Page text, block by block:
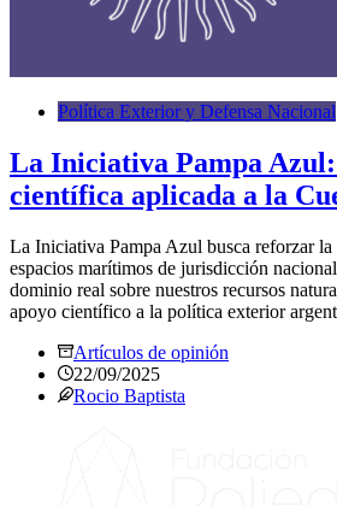
Política Exterior y Defensa Nacional
La Iniciativa Pampa
científica aplicada a la
La Iniciativa Pampa Azul busca reforzar la
espacios marítimos de jurisdicción
dominio real sobre nuestros recursos
apoyo científico a la política exterior
Artículos de opinión
22/09/2025
Rocio Baptista